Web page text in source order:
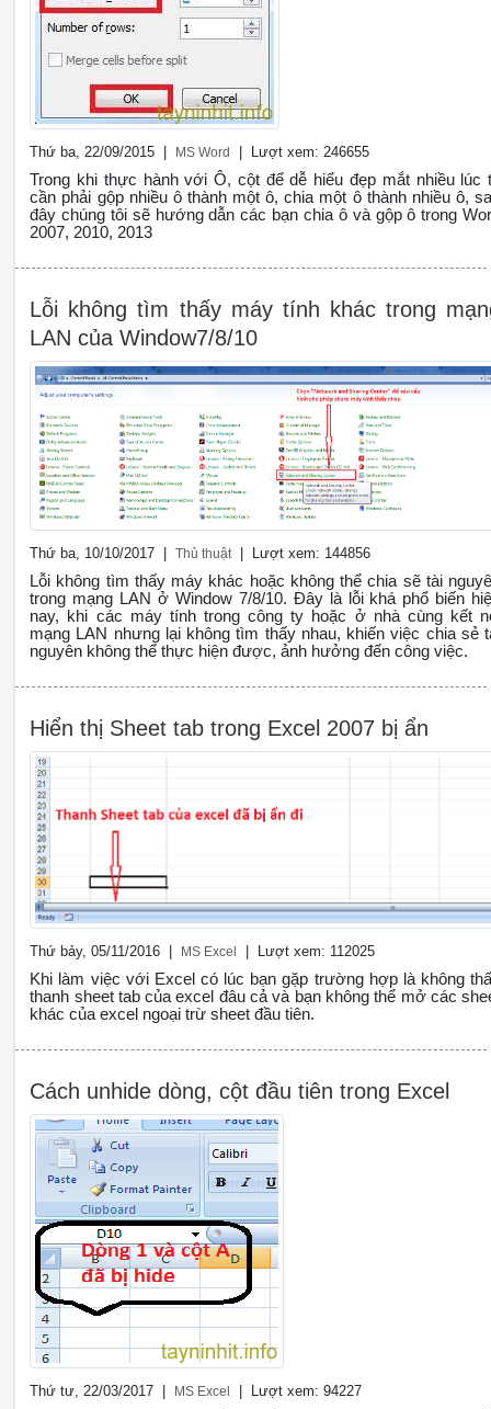
Thứ ba, 22/09/2015 | MS Word | Lượt xem: 246655
Trong khi thực hành với Ô, cột để dễ hiểu đẹp mắt nhiều lúc
cần phải gộp nhiều ô thành một ô, chia một ô thành nhiều ô,
đây chúng tôi sẽ hướng dẫn các bạn chia ô và gộp ô trong
2007, 2010, 2013
Lỗi không tìm thấy máy tính khác trong
LAN của Window7/8/10
Thứ ba, 10/10/2017 |Thủ thuật | Lượt xem: 144856
Lỗi không tìm thấy máy khác hoặc không thể chia sẽ tài
trong mạng LAN ở Window 7/8/10. Đây là lỗi khá phổ biến
nay, khi các máy tính trong công ty hoặc ở nhà cùng kết
mạng LAN nhưng lại không tìm thấy nhau, khiến việc chia sẻ
nguyên không thể thực hiện được, ảnh hưởng đến công việc.
Hiển thị Sheet tab trong Excel 2007 bị ẩn
Thứ bảy, 05/11/2016 | MS Excel | Lượt xem: 112025
Khi làm việc với Excel có lúc bạn gặp trường hợp là không
thanh sheet tab của excel đâu cả và bạn không thể mở các
khác của excel ngoại trừ sheet đầu tiên.
Cách unhide dòng, cột đầu tiên trong Excel
Thứ tư, 22/03/2017 | MS Excel | Lượt xem: 94227